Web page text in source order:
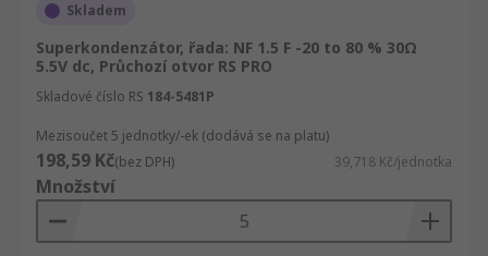
Skladem
Superkondenzátor, řada: NF 1.5 F -20 to 80 % 30Ω
5.5V dc, Průchozí otvor RS PRO
Skladové číslo RS 184-5481P
Mezisoučet 5 jednotky/-ek (dodává se na platu)
198,59 Kč(bez DPH) 39,718 Kč/jednotka
Množství